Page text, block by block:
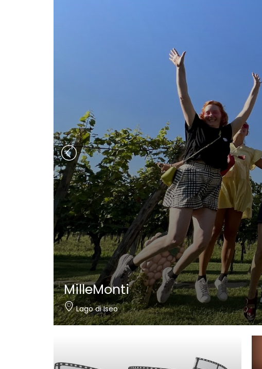
MilleMonti
Lago di Iseo